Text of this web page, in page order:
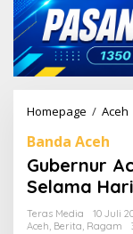
Homepage / Aceh
e
r
n
r
Banda Aceh
Gubernur
Selama
Teras Media
10 Juli
Aceh, Berita, Ragam